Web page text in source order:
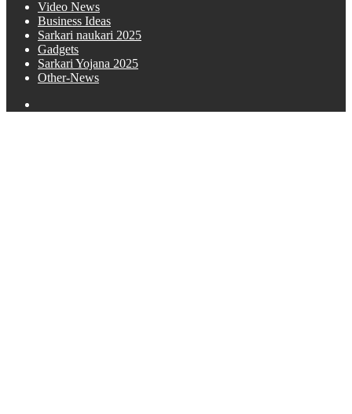
Video News
Business Ideas
Sarkari naukari 2025
Gadgets
Sarkari Yojana 2025
Other-News